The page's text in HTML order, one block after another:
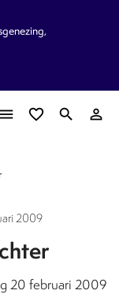
menu favorite_border search person_outline
2009
20 februari 2009